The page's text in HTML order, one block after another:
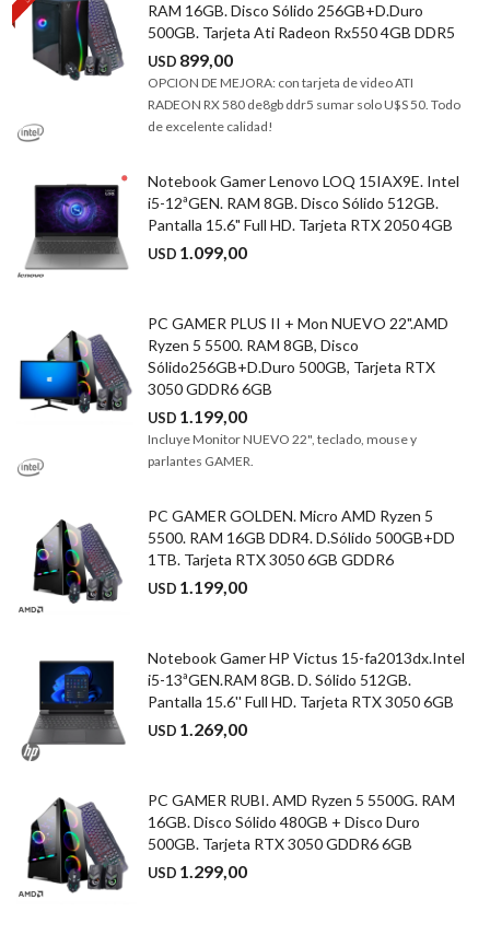
RAM 16GB. Disco Sólido 256GB+D.Duro
500GB. Tarjeta Ati Radeon Rx550 4GB DDR5
USD 899,00
OPCION DE MEJORA: con tarjeta de video ATI
RADEON RX 580 de8gb ddr5 sumar solo U$S 50. Todo
de excelente calidad!
Notebook Gamer Lenovo LOQ 15IAX9E. Intel
i5-12ªGEN. RAM 8GB. Disco Sólido 512GB.
Pantalla 15.6" Full HD. Tarjeta RTX 2050 4GB
USD 1.099,00
PC GAMER PLUS II + Mon NUEVO 22".AMD
Ryzen 5 5500. RAM 8GB, Disco
Sólido256GB+D.Duro 500GB, Tarjeta RTX
3050 GDDR6 6GB
USD 1.199,00
Incluye Monitor NUEVO 22", teclado, mouse y
parlantes GAMER.
PC GAMER GOLDEN. Micro AMD Ryzen 5
5500. RAM 16GB DDR4. D.Sólido 500GB+DD
1TB. Tarjeta RTX 3050 6GB GDDR6
USD 1.199,00
Notebook Gamer HP Victus 15-fa2013dx.Intel
i5-13ªGEN.RAM 8GB. D. Sólido 512GB.
Pantalla 15.6'' Full HD. Tarjeta RTX 3050 6GB
USD 1.269,00
PC GAMER RUBI. AMD Ryzen 5 5500G. RAM
16GB. Disco Sólido 480GB + Disco Duro
500GB. Tarjeta RTX 3050 GDDR6 6GB
USD 1.299,00